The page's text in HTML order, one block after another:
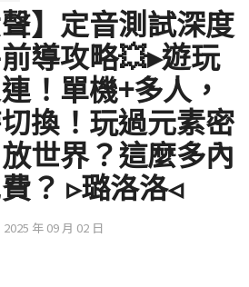
聲】定音測試深度
導攻略💥▸遊玩
！單機+多人，
換！玩過元素密
世界？這麼多內
？ ▹璐洛洛◃
2025 年 09 月 02 日